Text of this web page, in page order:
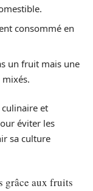
consommé en
un fruit mais une
et
éviter les
sa culture
grâce aux fruits